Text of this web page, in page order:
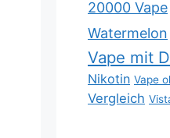
20000 Vape
Watermelon
Vape mit
Nikotin Vape
Vergleich